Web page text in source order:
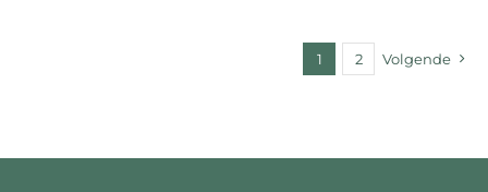
1 2 Volgende